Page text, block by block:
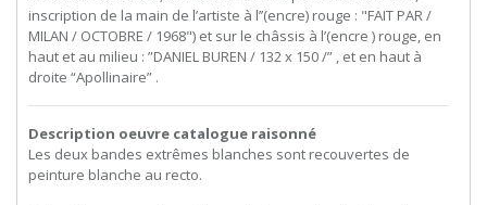
inscription de la main de l’artiste à l’’(encre) rouge : "FAIT PAR /
MILAN / OCTOBRE / 1968") et sur le châssis à l’(encre ) rouge, en
haut et au milieu : ”DANIEL BUREN / 132 x 150 /” , et en haut à
droite “Apollinaire” .
Description oeuvre catalogue raisonné
Les deux bandes extrêmes blanches sont recouvertes de
peinture blanche au recto.